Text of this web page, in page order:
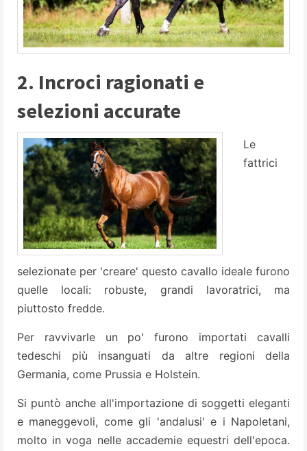
2. Incroci ragionati e
selezioni accurate
Le
fattrici
selezionate per 'creare' questo cavallo ideale furono
quelle locali: robuste, grandi lavoratrici, ma
piuttosto fredde.
Per ravvivarle un po' furono importati cavalli
tedeschi più insanguati da altre regioni della
Germania, come Prussia e Holstein.
Si puntò anche all'importazione di soggetti eleganti
e maneggevoli, come gli 'andalusi' e i Napoletani,
molto in voga nelle accademie equestri dell'epoca.